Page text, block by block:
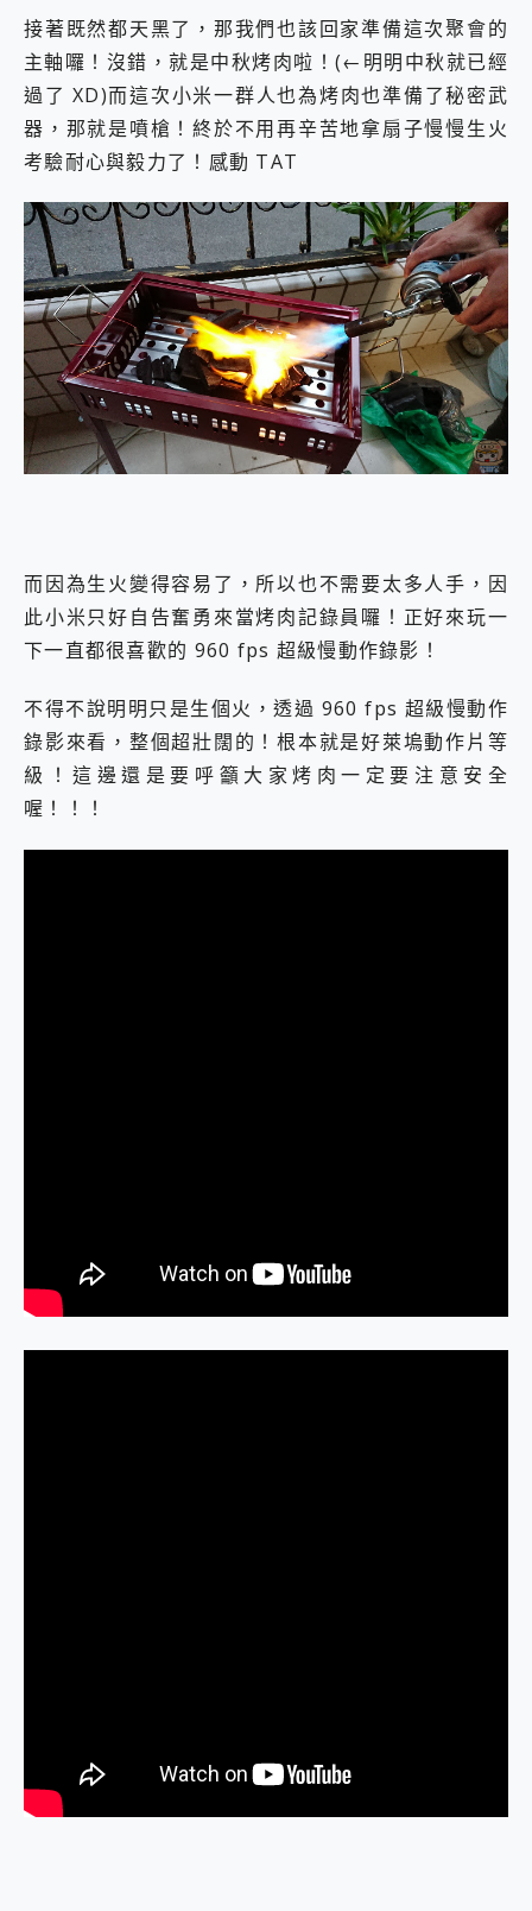
接著既然都天黑了，那我們也該回家準備這次聚會的
主軸囉！沒錯，就是中秋烤肉啦！(←明明中秋就已經
過了 XD)而這次小米一群人也為烤肉也準備了秘密武
器，那就是噴槍！終於不用再辛苦地拿扇子慢慢生火
考驗耐心與毅力了！感動 TAT
而因為生火變得容易了，所以也不需要太多人手，因
此小米只好自告奮勇來當烤肉記錄員囉！正好來玩一
下一直都很喜歡的 960 fps 超級慢動作錄影！
不得不說明明只是生個火，透過 960 fps 超級慢動作
錄影來看，整個超壯闊的！根本就是好萊塢動作片等
級！這邊還是要呼籲大家烤肉一定要注意安全
喔！！！